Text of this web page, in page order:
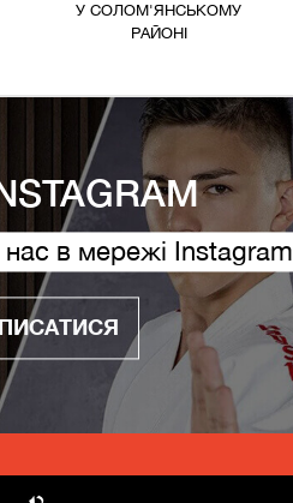
У СОЛОМ'ЯНСЬКОМУ
РАЙОНІ
в мережі Instagram